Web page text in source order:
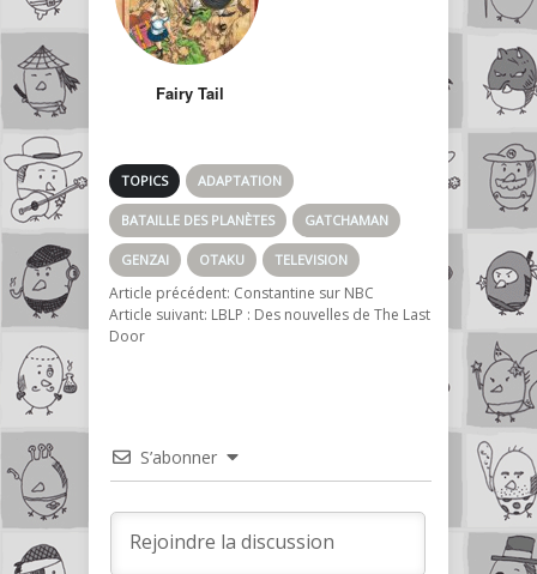
Fairy Tail
TOPICS ADAPTATION
BATAILLE DES PLANÈTES GATCHAMAN
GENZAI OTAKU TELEVISION
Article précédent: Constantine sur NBC
Article suivant: LBLP : Des nouvelles de The Last
Door
S’abonner